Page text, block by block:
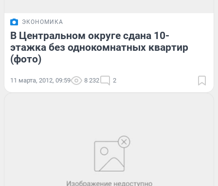
ЭКОНОМИКА
В Центральном округе сдана 10-
этажка без однокомнатных квартир
(фото)
11 марта, 2012, 09:59 8 232 2